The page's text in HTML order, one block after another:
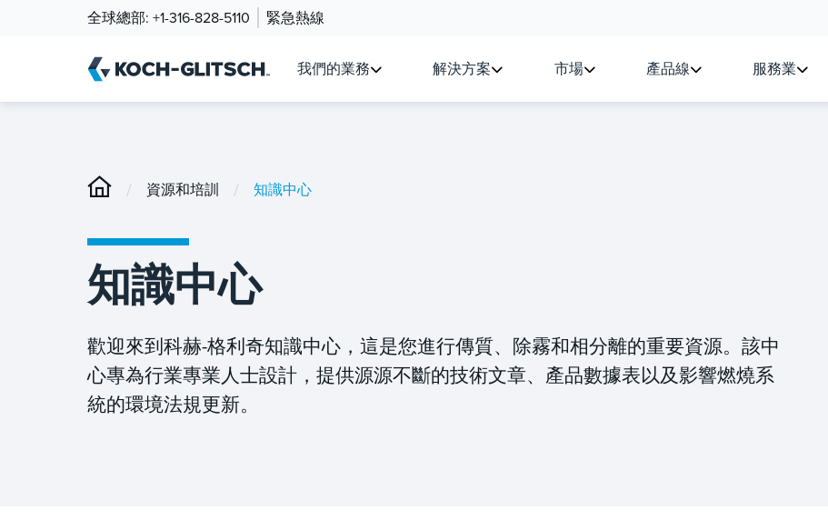
全球總部: +1-316-828-5110 緊急熱線
我們的業務 解決方案 市場 產品線 服務業
/ 資源和培訓 / 知識中心
知識中心
歡迎來到科赫-格利奇知識中心，這是您進行傳質、除霧和相分離的重要資源。該中
心專為行業專業人士設計，提供源源不斷的技術文章、產品數據表以及影響燃燒系
統的環境法規更新。